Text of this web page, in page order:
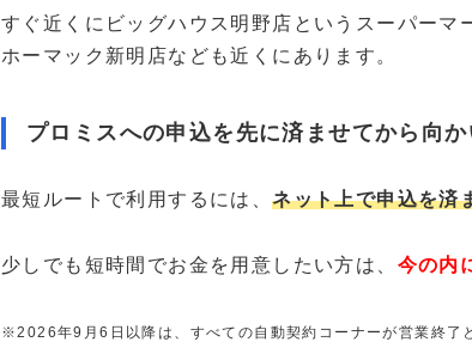
すぐ近くにビッグハウス明野店というスーパー
ホーマック新明店なども近くにあります。
プロミスへの申込を先に済ませてから向か
最短ルートで利用するには、ネット上で申込を済
少しでも短時間でお金を用意したい方は、 今の内
※2026年9月6日以降は、すべての自動契約コーナーが営業終了